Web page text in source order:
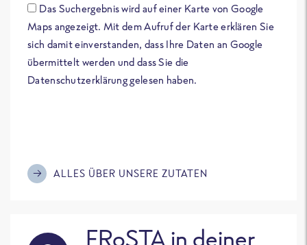
Das Suchergebnis wird auf einer Karte von Google
Maps angezeigt. Mit dem Aufruf der Karte erklären Sie
sich damit einverstanden, dass Ihre Daten an Google
übermittelt werden und dass Sie die
Datenschutzerklärung gelesen haben.
ALLES ÜBER UNSERE ZUTATEN
FRoSTA in deiner